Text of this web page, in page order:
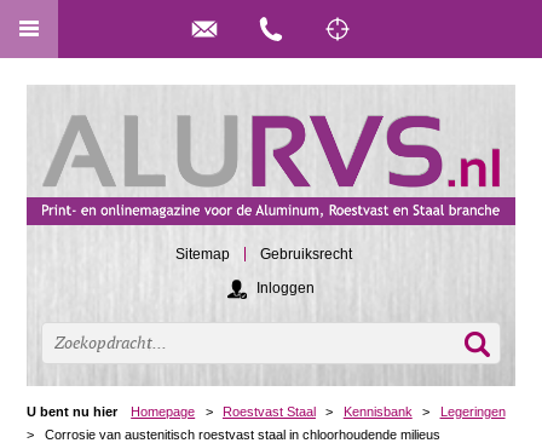
Sitemap
Gebruiksrecht
Inloggen
U bent nu hier Homepage > Roestvast Staal > Kennisbank >
Legeringen
>
Corrosie van austenitisch roestvast staal in chloorhoudende milieus